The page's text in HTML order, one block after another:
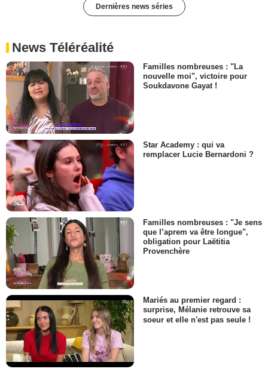
Dernières news séries
News Téléréalité
Familles nombreuses : "La
nouvelle moi", victoire pour
Soukdavone Gayat !
Star Academy : qui va
remplacer Lucie Bernardoni ?
Familles nombreuses : "Je sens
que l’aprem va être longue",
obligation pour Laëtitia
Provenchère
Mariés au premier regard :
surprise, Mélanie retrouve sa
soeur et elle n'est pas seule !